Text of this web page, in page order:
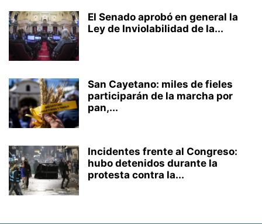
El Senado aprobó en general la
Ley de Inviolabilidad de la...
San Cayetano: miles de fieles
participarán de la marcha por
pan,...
Incidentes frente al Congreso:
hubo detenidos durante la
protesta contra la...